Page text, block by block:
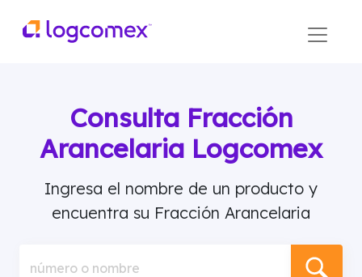
Consulta Fracción
Arancelaria Logcomex
Ingresa el nombre de un producto y
encuentra su Fracción Arancelaria
número o nombre